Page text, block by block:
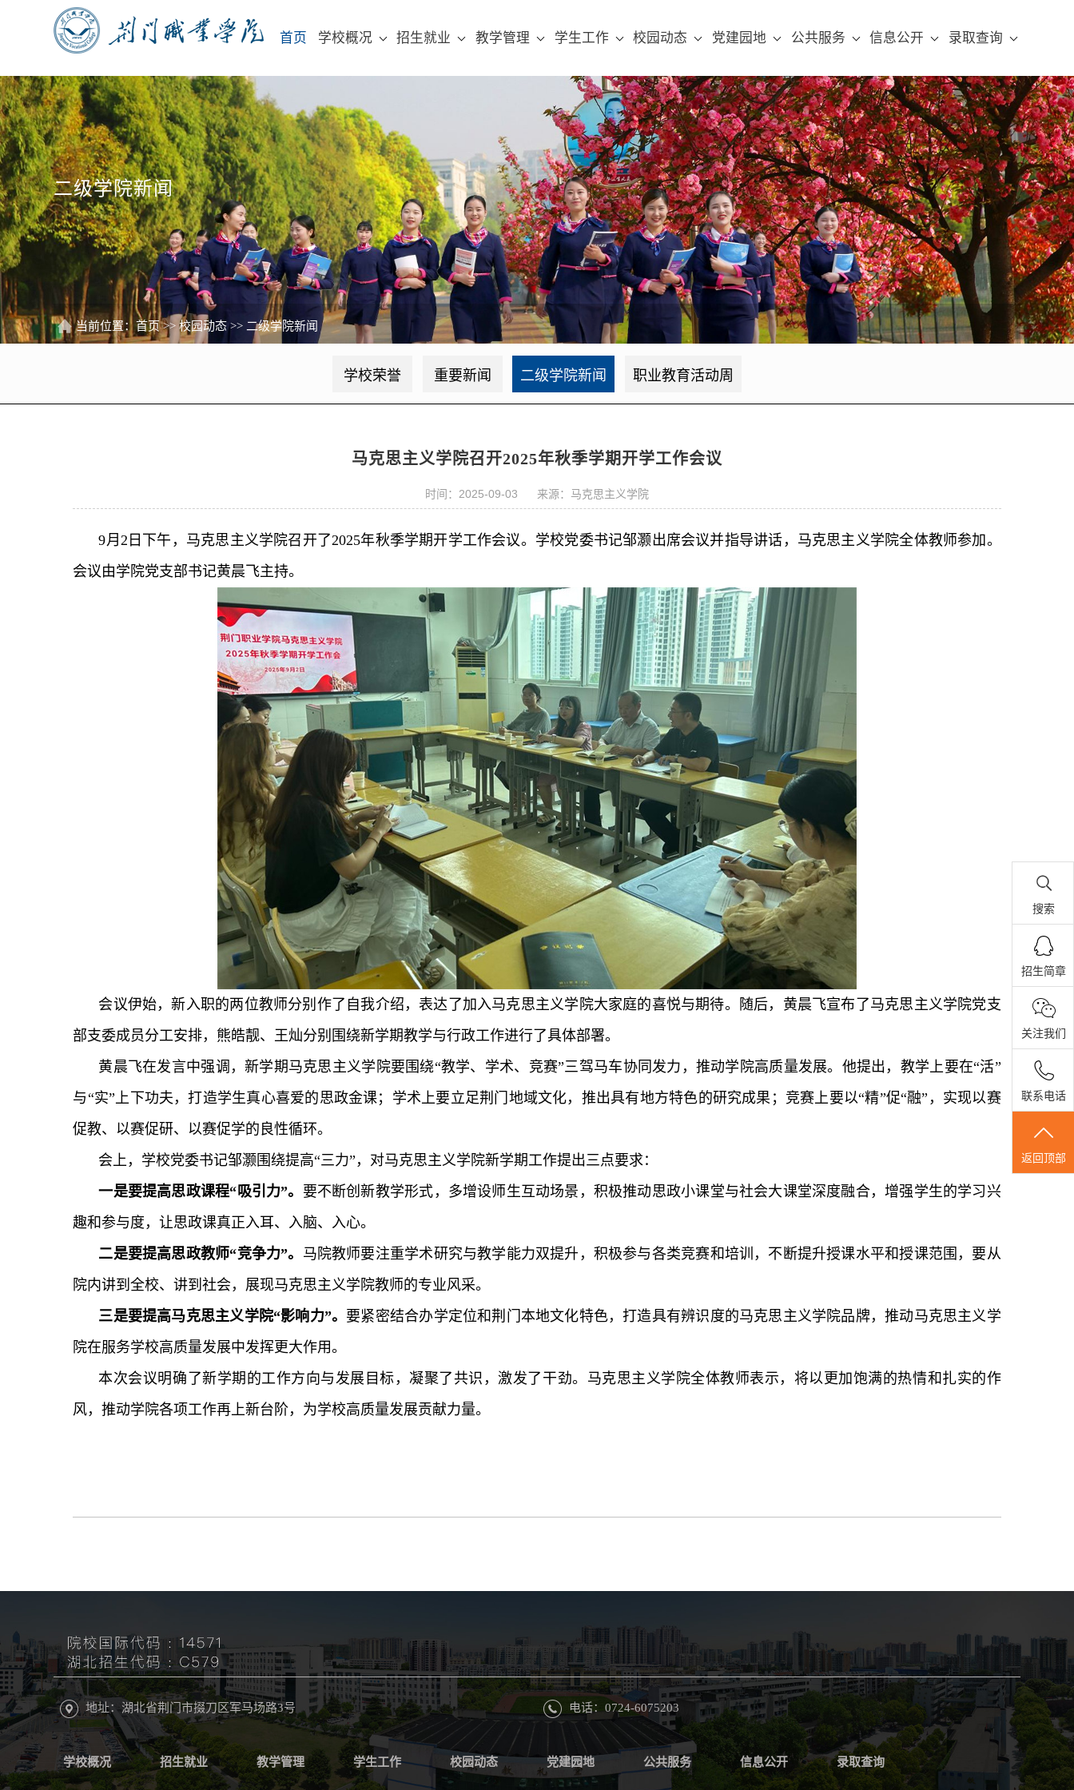
首页 学校概况 招生就业 教学管理 学生工作 校园动态 党建园地 公共服务 信息公开 录取查询
二级学院新闻
当前位置：首页>>校园动态>>二级学院新闻
学校荣誉 重要新闻 二级学院新闻 职业教育活动周
马克思主义学院召开2025年秋季学期开学工作会议
时间：2025-09-03 来源：马克思主义学院
9月2日下午，马克思主义学院召开了2025年秋季学期开学工作会议。学校党委书记邹灏出席会议并指导讲话，马克思主义学院全体教师参加。
会议由学院党支部书记黄晨飞主持。
会议伊始，新入职的两位教师分别作了自我介绍，表达了加入马克思主义学院大家庭的喜悦与期待。随后，黄晨飞宣布了马克思主义学院党支
部支委成员分工安排，熊皓靓、王灿分别围绕新学期教学与行政工作进行了具体部署。
黄晨飞在发言中强调，新学期马克思主义学院要围绕“教学、学术、竞赛”三驾马车协同发力，推动学院高质量发展。他提出，教学上要在“活”
与“实”上下功夫，打造学生真心喜爱的思政金课；学术上要立足荆门地域文化，推出具有地方特色的研究成果；竞赛上要以“精”促“融”，实现以赛
促教、以赛促研、以赛促学的良性循环。
会上，学校党委书记邹灏围绕提高“三力”，对马克思主义学院新学期工作提出三点要求：
一是要提高思政课程“吸引力”。 要不断创新教学形式，多增设师生互动场景，积极推动思政小课堂与社会大课堂深度融合，增强学生的学习兴
趣和参与度，让思政课真正入耳、入脑、入心。
二是要提高思政教师“竞争力”。 马院教师要注重学术研究与教学能力双提升，积极参与各类竞赛和培训，不断提升授课水平和授课范围，要从
院内讲到全校、讲到社会，展现马克思主义学院教师的专业风采。
三是要提高马克思主义学院“影响力”。 要紧密结合办学定位和荆门本地文化特色，打造具有辨识度的马克思主义学院品牌，推动马克思主义学
院在服务学校高质量发展中发挥更大作用。
本次会议明确了新学期的工作方向与发展目标，凝聚了共识，激发了干劲。马克思主义学院全体教师表示，将以更加饱满的热情和扎实的作
风，推动学院各项工作再上新台阶，为学校高质量发展贡献力量。
地址：湖北省荆门市掇刀区军马场路3号 电话：0724-6075203
学校概况 招生就业 教学管理 学生工作 校园动态 党建园地 公共服务 信息公开 录取查询
搜索
招生简章
关注我们
联系电话
返回顶部